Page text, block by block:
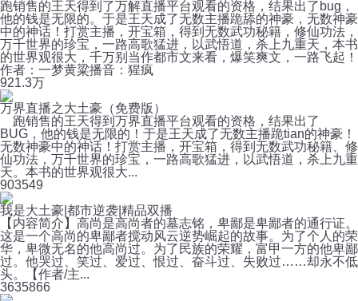
跑销售的王天得到了万解直播平台观看的资格，结果出了bug，
他的钱是无限的。于是王天成了无数主播跪舔的神豪，无数神豪
中的神话！打赏主播，开宝箱，得到无数武功秘籍，修仙功法，
万千世界的珍宝，一路高歌猛进，以武悟道，杀上九重天，本书
的世界观很大，千万别当作都市文来看，爆笑爽文，一路飞起！
作者：一梦黄粱播音：猩疯
921.3万
万界直播之大土豪（免费版）
跑销售的王天得到万界直播平台观看的资格，结果出了
BUG，他的钱是无限的！于是王天成了无数主播跪tian的神豪！
无数神豪中的神话！打赏主播，开宝箱，得到无数武功秘籍、修
仙功法，万千世界的珍宝，一路高歌猛进，以武悟道，杀上九重
天。本书的世界观很大...
903549
我是大土豪|都市逆袭|精品双播
【内容简介】高尚是高尚者的墓志铭，卑鄙是卑鄙者的通行证。
这是一个高尚的卑鄙者搅动风云逆势崛起的故事。为了个人的荣
华，卑微无名的他高尚过。为了民族的荣耀，富甲一方的他卑鄙
过。他哭过、笑过、爱过、恨过、奋斗过、失败过……却永不低
头。【作者/主...
3635866